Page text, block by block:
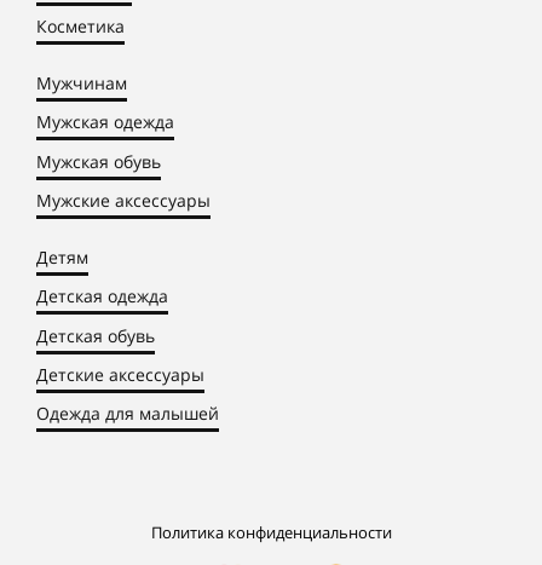
Косметика
Мужчинам
Мужская одежда
Мужская обувь
Мужские аксессуары
Детям
Детская одежда
Детская обувь
Детские аксессуары
Одежда для малышей
Политика конфиденциальности